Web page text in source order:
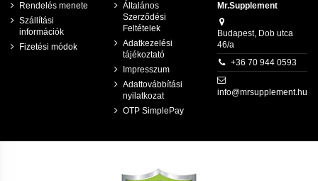
Rendelés menete
Szállítási
információk
Fizetési módok
Általános
Szerződési
Feltételek
Adatkezelési
tájékoztató
Impresszum
Adattovábbítási
nyilatkozat
OTP SimplePay
Mr.Supplement
Budapest, Dob utca
46/a
+36 70 944 0593
info@mrsupplement.hu